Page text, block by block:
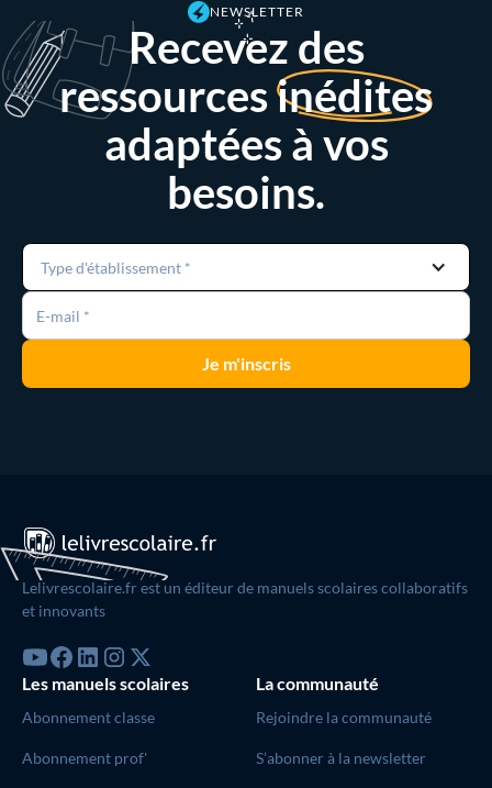
NEWSLETTER
Recevez des
ressourcesinédites
adaptées à vos
besoins.
Type d'établissement *
Lelivrescolaire.fr est un éditeur de manuels scolaires collaboratifs
et innovants
Les manuels scolaires
Abonnement classe
Abonnement prof'
La communauté
Rejoindre la communauté
S’abonner à la newsletter